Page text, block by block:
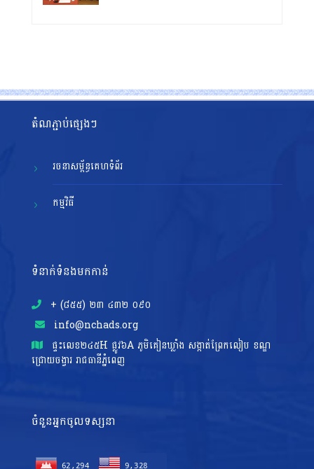
តំណភ្ជាប់ផ្សេងៗ
រចនាសម្ព័ន្ធគេហទំព័រ
កម្មវិធី
ទំនាក់ទំនងមកកាន់
+ (៨៥៥)​ ២៣​ ៤៣២ ០៩០
info@nchads.org
ផ្ទះ​លេខ២៤៥H ផ្លូវ៦A ភូមិគៀនឃ្លាំង សង្កាត់ព្រែកលៀប ខណ្ឌ
ជ្រោយចង្វារ រាជធានីភ្នំពេញ
ចំនួនអ្នកចូលទស្សនា